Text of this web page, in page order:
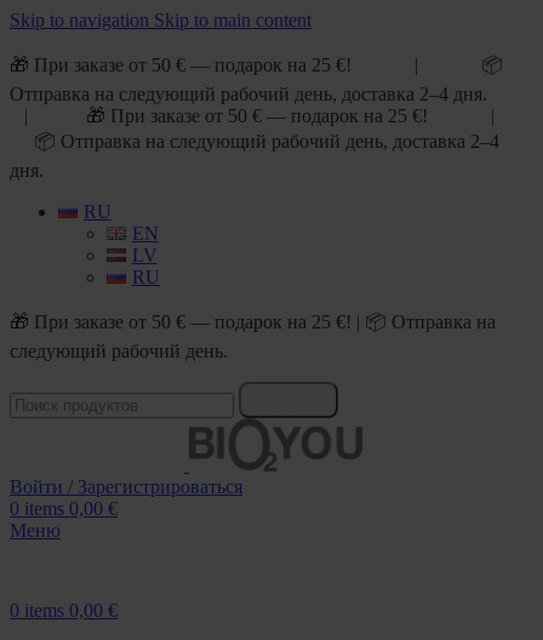
Skip to navigation Skip to main content
🎁 При заказе от 50 € — подарок на 25 €! | 📦
Отправка на следующий рабочий день, доставка 2–4 дня.
| 🎁 При заказе от 50 € — подарок на 25 €! |
📦 Отправка на следующий рабочий день, доставка 2–4
дня.
RU
EN
LV
RU
🎁 При заказе от 50 € — подарок на 25 €! | 📦 Отправка на
следующий рабочий день.
Войти / Зарегистрироваться
0 items 0,00 €
Меню
0 items 0,00 €